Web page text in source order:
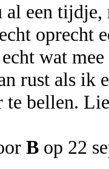
al een
oprecht
wat
rust als ik
te bellen.
B op 22